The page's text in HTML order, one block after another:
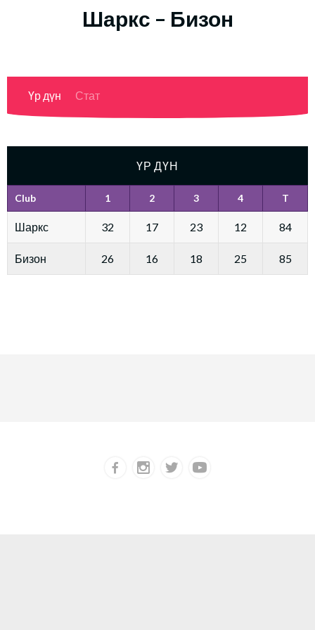
Шаркс – Бизон
Үр дүн Стат
ҮР ДҮН
Club 1 2 3 4 T
Шаркс 32 17 23 12 84
Бизон 26 16 18 25 85